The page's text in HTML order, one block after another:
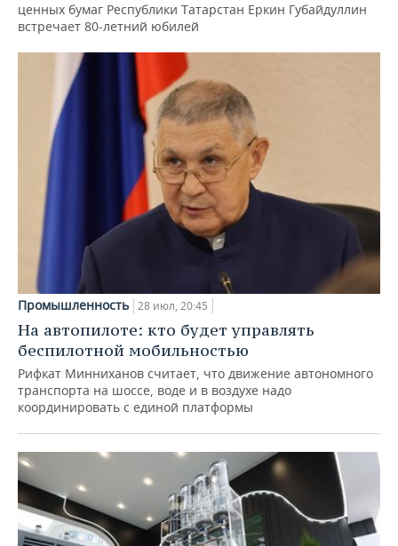
ценных бумаг Республики Татарстан Еркин Губайдуллин
встречает 80-летний юбилей
Промышленность 28 июл, 20:45
На автопилоте: кто будет управлять
беспилотной мобильностью
Рифкат Минниханов считает, что движение автономного
транспорта на шоссе, воде и в воздухе надо
координировать с единой платформы